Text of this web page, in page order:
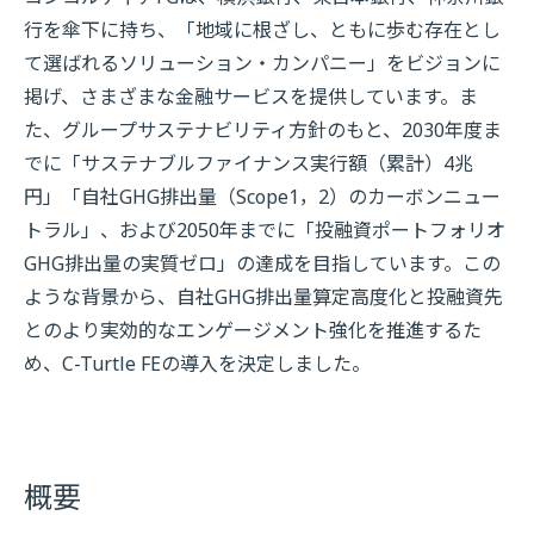
行を傘下に持ち、「地域に根ざし、ともに歩む存在とし
て選ばれるソリューション・カンパニー」をビジョンに
掲げ、さまざまな金融サービスを提供しています。ま
た、グループサステナビリティ方針のもと、2030年度ま
でに「サステナブルファイナンス実行額（累計）4兆
円」「自社GHG排出量（Scope1，2）のカーボンニュー
トラル」、および2050年までに「投融資ポートフォリオ
GHG排出量の実質ゼロ」の達成を目指しています。この
ような背景から、自社GHG排出量算定高度化と投融資先
とのより実効的なエンゲージメント強化を推進するた
め、C-Turtle FEの導入を決定しました。
概要